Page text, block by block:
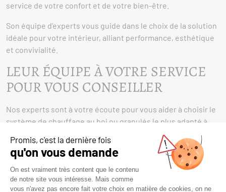
service de votre confort et de votre bien-être.
Son équipe d’experts vous guide dans le choix de la solution
idéale pour votre intérieur, alliant performance, esthétique
et convivialité.
LEUR ÉQUIPE À VOTRE SERVICE
POUR VOUS CONSEILLER
Nos experts sont à votre écoute pour vous aider à choisir le
système de chauffage au boi ou granulés le plus adapté à
votre intérieur. Venez découvrir notre showroom de 120m² à
Cabestany près de Perpignan, où une large sélection de
poêles à bois, poêles à granulés, foyers, inserts et
cheminées sur mesure vous attend. Nos conseillers vous
orienteront en fonction de vos envies, de votre espace et de